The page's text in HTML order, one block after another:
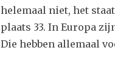
helemaal niet, het staat
plaats 33. In Europa
Die hebben allemaal